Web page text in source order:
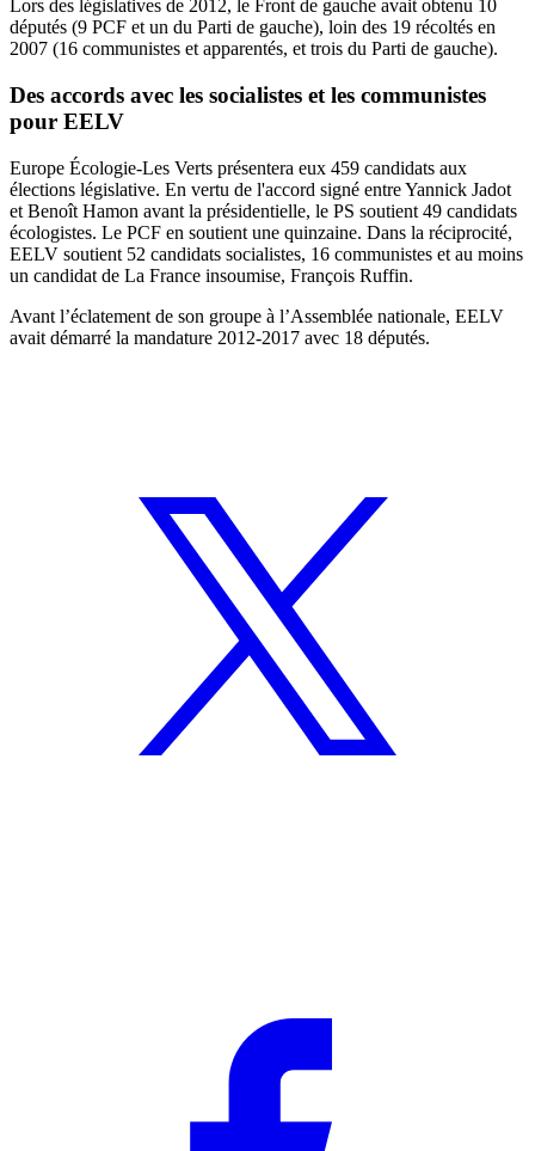
Lors des législatives de 2012, le Front de gauche avait obtenu 10
députés (9 PCF et un du Parti de gauche), loin des 19 récoltés en
2007 (16 communistes et apparentés, et trois du Parti de gauche).
Des accords avec les socialistes et les communistes
pour EELV
Europe Écologie-Les Verts présentera eux 459 candidats aux
élections législative. En vertu de l'accord signé entre Yannick Jadot
et Benoît Hamon avant la présidentielle, le PS soutient 49 candidats
écologistes. Le PCF en soutient une quinzaine. Dans la réciprocité,
EELV soutient 52 candidats socialistes, 16 communistes et au moins
un candidat de La France insoumise, François Ruffin.
Avant l’éclatement de son groupe à l’Assemblée nationale, EELV
avait démarré la mandature 2012-2017 avec 18 députés.